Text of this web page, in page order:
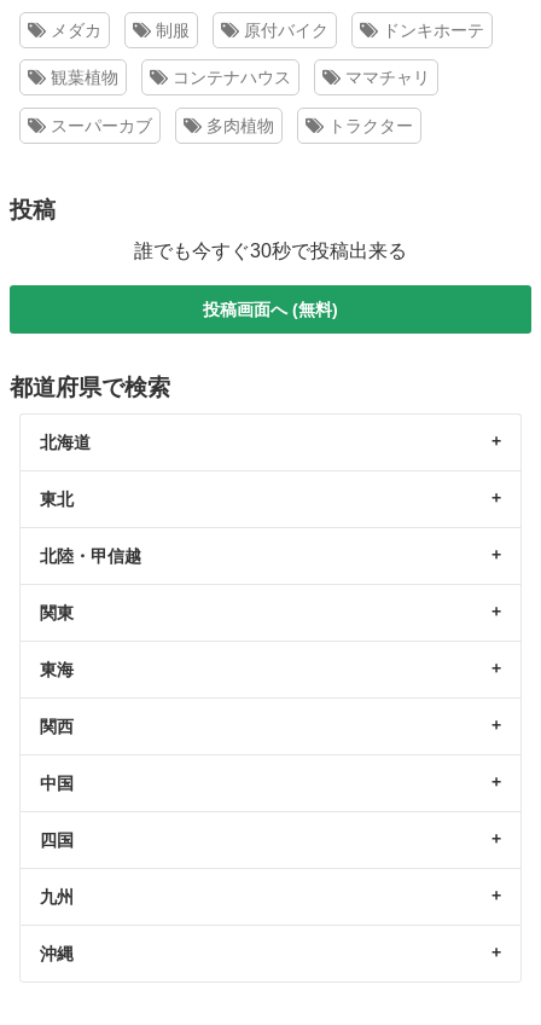
メダカ 制服 原付バイク ドンキホーテ
観葉植物 コンテナハウス ママチャリ
スーパーカブ 多肉植物 トラクター
投稿
誰でも今すぐ30秒で投稿出来る
投稿画面へ (無料)
都道府県で検索
北海道
東北
北陸・甲信越
関東
東海
関西
中国
四国
九州
沖縄